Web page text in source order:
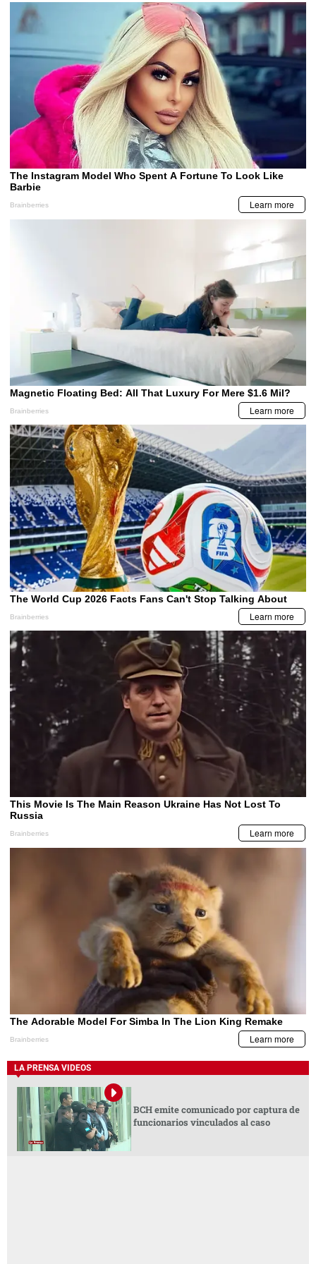
LA PRENSA VIDEOS
BCH emite comunicado por captura de
funcionarios vinculados al caso